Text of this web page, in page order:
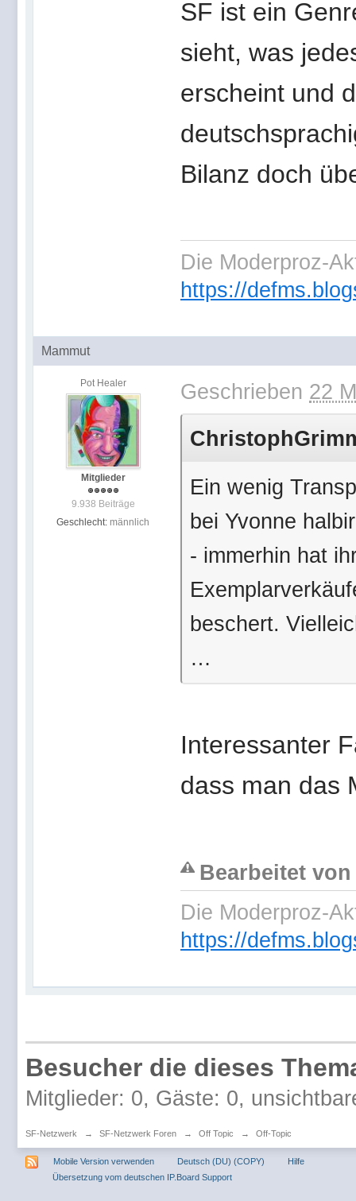
SF ist ein
sieht, was
erscheint und
Bilanz doch
Die Moderproz-
https://
Mammut
Pot Healer
Mitglieder
9.938 Beiträge
Geschlecht: männlich
Geschrieben 22
Ein wenig
bei Yvonne
- immerhin hat
beschert.
…
Interessanter
dass man das
Bearbeitet von
Die Moderproz-
https://
Besucher die dieses
Mitglieder: 0, Gäste: 0,
SF-Netzwerk → SF-Netzwerk Foren → Off Topic → Off-Topic
Mobile Version verwenden Deutsch (DU) (COPY)
Hilfe
Übersetzung vom deutschen IP.Board Support